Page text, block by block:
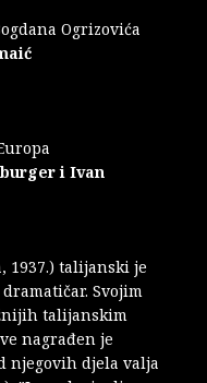
Ogrizovića
i Ivan
1937.) talijanski je
Svojim
talijanskim
nagrađen je
njegovih djela valja